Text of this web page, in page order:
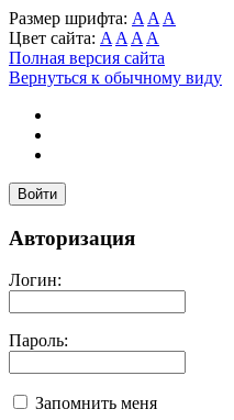
Размер шрифта: A A A
Цвет сайта: A A A A
Полная версия сайта
Вернуться к обычному виду
Войти
Авторизация
Логин:
Пароль:
Запомнить меня